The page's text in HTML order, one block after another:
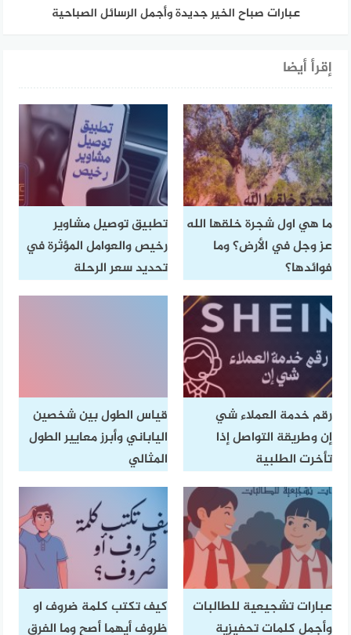
عبارات صباح الخير جديدة وأجمل الرسائل الصباحية
إقرأ أيضا
ما هي اول شجرة خلقها الله
عز وجل في الأرض؟ وما
فوائدها؟
تطبيق توصيل مشاوير
رخيص والعوامل المؤثرة في
تحديد سعر الرحلة
رقم خدمة العملاء شي
إن وطريقة التواصل إذا
تأخرت الطلبية
قياس الطول بين شخصين
الياباني وأبرز معايير الطول
المثالي
عبارات تشجيعية للطالبات
وأجمل كلمات تحفيزية
كيف تكتب كلمة ضروف او
ظروف أيهما أصح وما الفرق